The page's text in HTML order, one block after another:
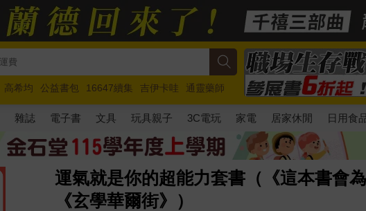
高希均 公益書包 16647續集 吉伊卡哇
通靈藥師
馬斯克 玩具總動員5 超慢跑
雜誌 電子書 文具 玩具親子 3C電玩 家電 居家休閒 日用食
運氣就是你的超能力套書（《這本書會
《玄學華爾街》）